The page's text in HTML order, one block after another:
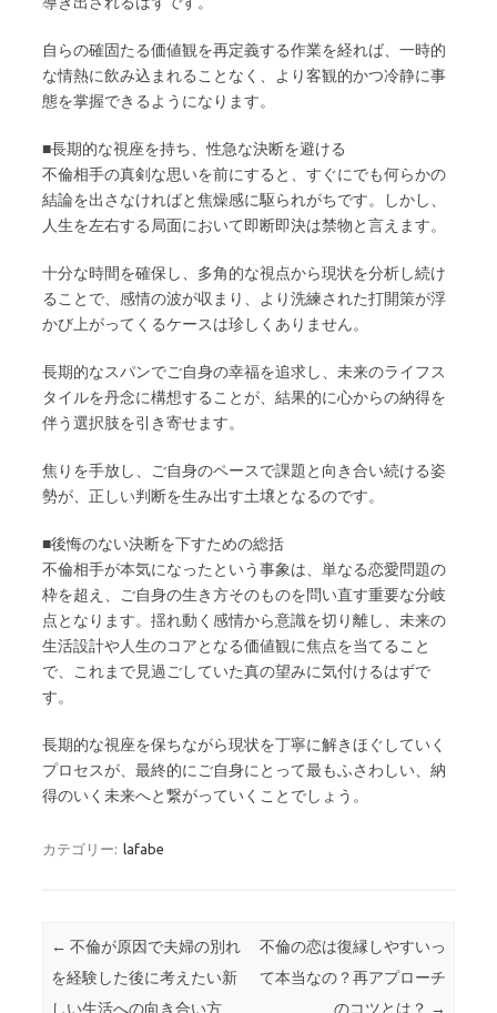
自らの確固たる価値観を再定義する作業を経れば、一時的
な情熱に飲み込まれることなく、より客観的かつ冷静に事
態を掌握できるようになります。
■長期的な視座を持ち、性急な決断を避ける
不倫相手の真剣な思いを前にすると、すぐにでも何らかの
結論を出さなければと焦燥感に駆られがちです。しかし、
人生を左右する局面において即断即決は禁物と言えます。
十分な時間を確保し、多角的な視点から現状を分析し続け
ることで、感情の波が収まり、より洗練された打開策が浮
かび上がってくるケースは珍しくありません。
長期的なスパンでご自身の幸福を追求し、未来のライフス
タイルを丹念に構想することが、結果的に心からの納得を
伴う選択肢を引き寄せます。
焦りを手放し、ご自身のペースで課題と向き合い続ける姿
勢が、正しい判断を生み出す土壌となるのです。
■後悔のない決断を下すための総括
不倫相手が本気になったという事象は、単なる恋愛問題の
枠を超え、ご自身の生き方そのものを問い直す重要な分岐
点となります。揺れ動く感情から意識を切り離し、未来の
生活設計や人生のコアとなる価値観に焦点を当てること
で、これまで見過ごしていた真の望みに気付けるはずで
す。
長期的な視座を保ちながら現状を丁寧に解きほぐしていく
プロセスが、最終的にご自身にとって最もふさわしい、納
得のいく未来へと繋がっていくことでしょう。
カテゴリー: lafabe
投稿ナビゲーション
← 不倫が原因で夫婦の別れ
を経験した後に考えたい新
しい生活への向き合い方
不倫の恋は復縁しやすいっ
て本当なの？再アプローチ
のコツとは？ →